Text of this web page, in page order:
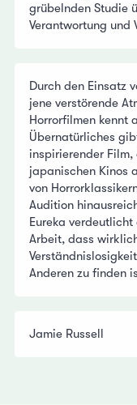
grübelnden Studie
Verantwortung und
Durch den Einsatz
jene verstörende
Horrorfilmen kennt
Übernatürliches
inspirierender Film,
japanischen Kinos
von
Audition
Eureka
Arbeit, dass
Anderen zu finden
Jamie Russell